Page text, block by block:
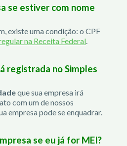
se estiver com nome
existe uma condição: o CPF
na Receita Federal.
registrada no Simples
que sua empresa irá
com um de nossos
empresa pode se enquadrar.
se eu já for MEI?